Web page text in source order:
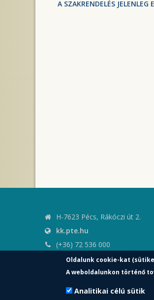
A SZAKRENDELÉS JELENLEG
H-7623 Pécs, Rákóczi út 2.
kk.pte.hu
(+36) 72 536 000
kk.elnoki.hivatal@pte.hu
pte.hu
Oldalunk cookie-kat
A weboldalunkon történő
Analitikai célú sütik